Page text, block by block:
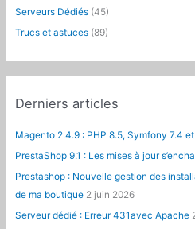
:Serveurs Dédiés (45)
Trucs et astuces (89)
Derniers articles
Magento 2.4.9 : PHP 8.5, Symfony 7.4
PrestaShop 9.1 : Les mises à jour
Prestashop : Nouvelle gestion des
de ma boutique 2 juin 2026
Serveur dédié : Erreur 431avec Apache